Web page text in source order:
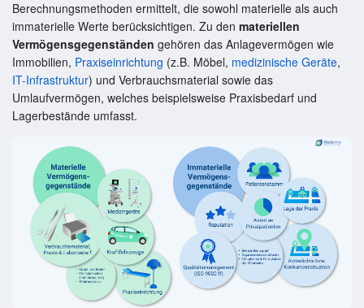
Berechnungsmethoden ermittelt, die sowohl materielle als auch
immaterielle Werte berücksichtigen. Zu den materiellen
Vermögensgegenständen gehören das Anlagevermögen wie
Immobilien, Praxiseinrichtung (z.B. Möbel, medizinische Geräte,
IT-Infrastruktur) und Verbrauchsmaterial sowie das
Umlaufvermögen, welches beispielsweise Praxisbedarf und
Lagerbestände umfasst.